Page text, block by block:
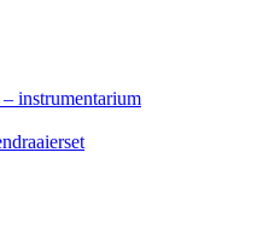
instrumentarium